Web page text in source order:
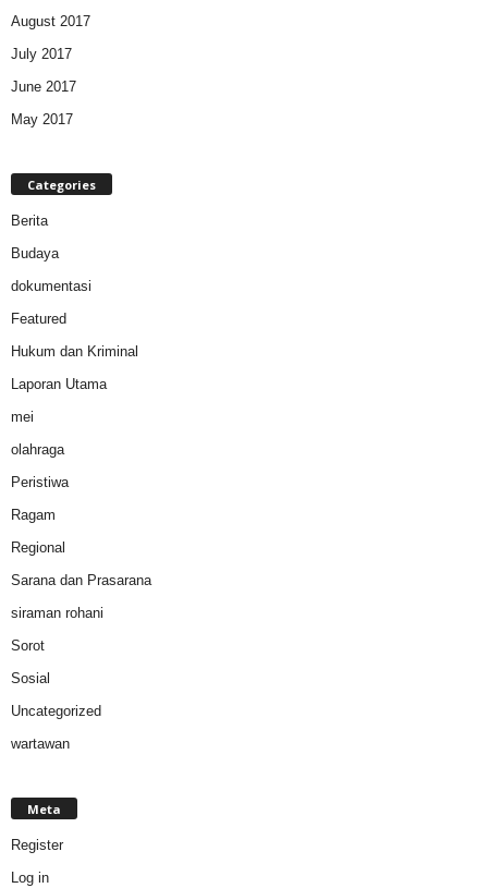
August 2017
July 2017
June 2017
May 2017
Categories
Berita
Budaya
dokumentasi
Featured
Hukum dan Kriminal
Laporan Utama
mei
olahraga
Peristiwa
Ragam
Regional
Sarana dan Prasarana
siraman rohani
Sorot
Sosial
Uncategorized
wartawan
Meta
Register
Log in